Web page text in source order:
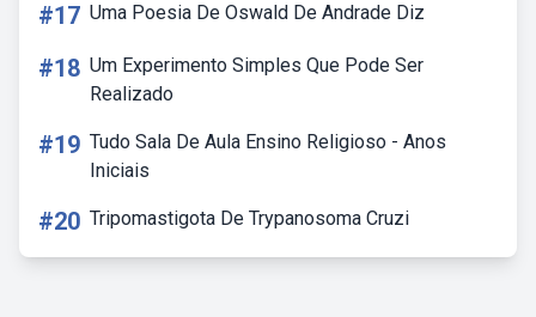
#17 Uma Poesia De Oswald De Andrade Diz
#18 Um Experimento Simples Que Pode Ser
Realizado
#19 Tudo Sala De Aula Ensino Religioso - Anos
Iniciais
#20 Tripomastigota De Trypanosoma Cruzi